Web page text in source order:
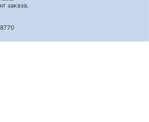
заказа.